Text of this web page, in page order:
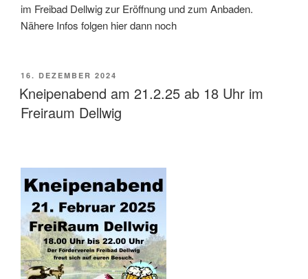
im Freibad Dellwig zur Eröffnung und zum Anbaden.
Nähere Infos folgen hier dann noch
VERÖFFENTLICHT
AM
16. DEZEMBER 2024
Kneipenabend am 21.2.25 ab 18 Uhr im
Freiraum Dellwig